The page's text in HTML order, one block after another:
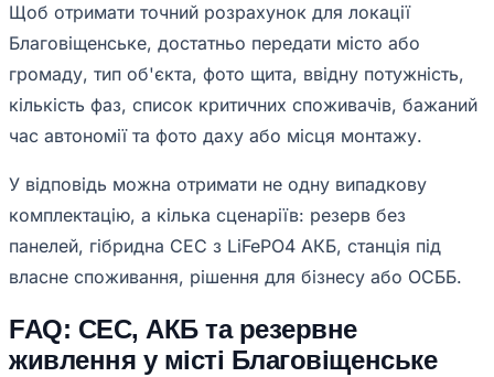
Щоб отримати точний розрахунок для локації
Благовіщенське, достатньо передати місто або
громаду, тип об'єкта, фото щита, ввідну потужність,
кількість фаз, список критичних споживачів, бажаний
час автономії та фото даху або місця монтажу.
У відповідь можна отримати не одну випадкову
комплектацію, а кілька сценаріїв: резерв без
панелей, гібридна СЕС з LiFePO4 АКБ, станція під
власне споживання, рішення для бізнесу або ОСББ.
FAQ: СЕС, АКБ та резервне
живлення у місті Благовіщенське